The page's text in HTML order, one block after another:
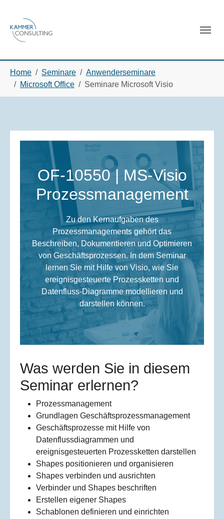
Home Seminare
Anwenderseminare
Microsoft Office
Seminare Microsoft Visio
OF-10550 | MS-Visio
Prozessmanagement
Zu den Kernaufgaben des
Prozessmanagements gehört das
Beschreiben, Dokumentieren und Optimieren
von Geschäftsprozessen. In dem Seminar
lernen Sie mit Hilfe von Visio, wie Sie
ereignisgesteuerte Prozessketten und
Datenfluss-Diagramme modellieren und
darstellen können.
Was werden Sie in diesem
Seminar erlernen?
Prozessmanagement
Grundlagen Geschäftsprozessmanagement
Geschäftsprozesse mit Hilfe von
Datenflussdiagrammen und
ereignisgesteuerten Prozessketten darstellen
Shapes positionieren und organisieren
Shapes verbinden und ausrichten
Verbinder und Shapes beschriften
Erstellen eigener Shapes
Schablonen definieren und einrichten